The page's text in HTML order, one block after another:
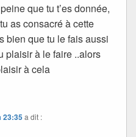
que tu t’es donnée,
as consacré à cette
bien que tu le fais aussi
plaisir à le faire ..alors
à cela
23:35a dit :